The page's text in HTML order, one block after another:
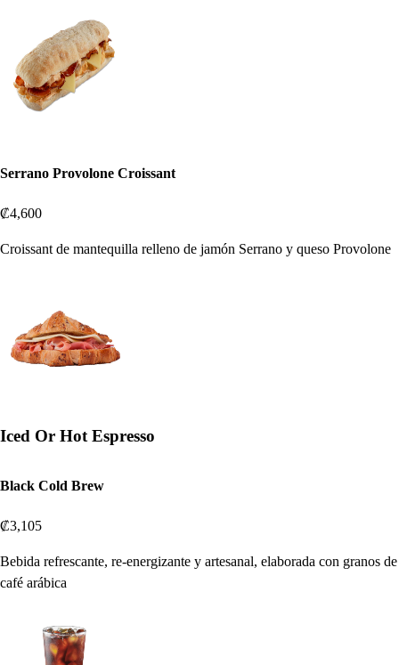
Serrano Provolone Croissant
₡4,600
Croissant de mantequilla relleno de jamón Serrano y queso Provolone
Iced Or Hot Espresso
Black Cold Brew
₡3,105
Bebida refrescante, re-energizante y artesanal, elaborada con granos de
café arábica